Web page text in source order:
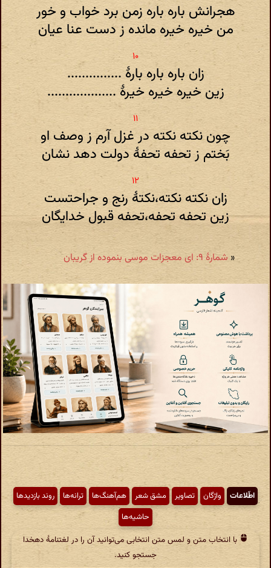
هجرانش باره باره زمن برد خواب و خور
من خیره خیره مانده ز دست عنا عیان
زان باره باره بارهٔ ...............
زین خیره خیره خیرهٔ ...................
چون نکته نکته در غزل آرم ز وصف او
بَختم ز تحفه تحفهٔ دولت دهد نشان
زان نکته نکته،نکتهٔ رنج و جراحتست
زین تحفه تحفه،تحفه قبول خدایگان
« شمارهٔ ۹: ای معجزات موسی بنموده از گریبان
اطّلاعات واژگان تصاویر مشق شعر هم‌آهنگ‌ها ترانه‌ها
روند بازدیدها
حاشیه‌ها
با انتخاب متن و لمس متن انتخابی می‌توانید آن را در لغتنامهٔ دهخدا
جستجو کنید.